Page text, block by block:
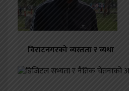
विराटनगरको व्यस्तता र व्यथा